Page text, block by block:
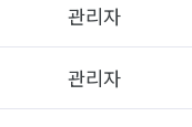
관리자
관리자